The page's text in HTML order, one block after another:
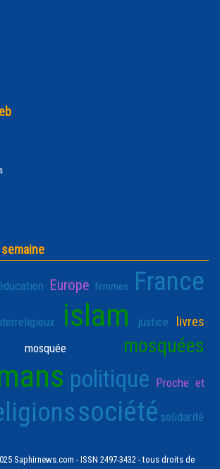
Europe femmes France
islam justice livres
mosquée mosquées
politique Proche et
société solidarité
Saphirnews.com - ISSN 2497-3432 - tous droits de